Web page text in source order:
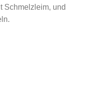
Schmelzleim, und